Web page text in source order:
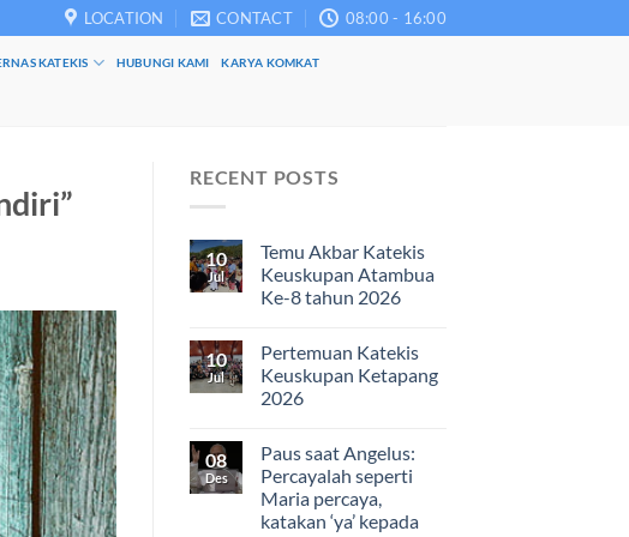
LOCATION CONTACT 08:00 - 16:00
KATEKIS HUBUNGI KAMI KARYA KOMKAT
RECENT POSTS
10
Jul
Temu Akbar Katekis
Keuskupan Atambua
Ke-8 tahun 2026
10
Jul
Pertemuan Katekis
Keuskupan Ketapang
2026
08
Des
Paus saat Angelus:
Percayalah seperti
Maria percaya,
katakan ‘ya’ kepada